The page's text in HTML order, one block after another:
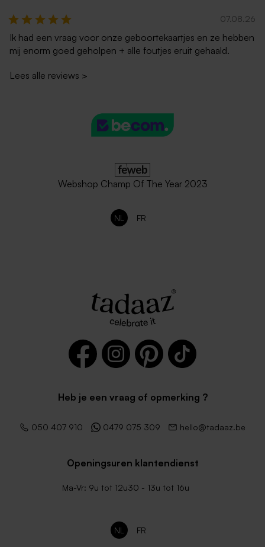
07.08.26
Ik had een vraag voor onze geboortekaartjes en ze hebben
mij enorm goed geholpen + alle foutjes eruit gehaald.
Lees alle reviews >
Webshop Champ Of The Year 2023
NL FR
Heb je een vraag of opmerking ?
050 407 910 0479 075 309 hello@tadaaz.be
Openingsuren klantendienst
Ma-Vr: 9u tot 12u30 - 13u tot 16u
NL FR